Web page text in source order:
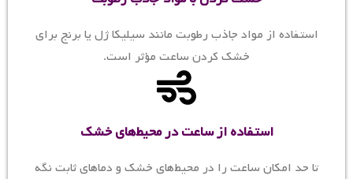
استفاده از مواد جاذب رطوبت مانند سیلیکا ژل یا برنج برای
خشک کردن ساعت مؤثر است.
استفاده از ساعت در محیط‌های خشک
تا حد امکان ساعت را در محیط‌های خشک و دماهای ثابت نگه